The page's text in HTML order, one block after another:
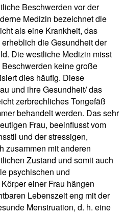
Beschwerden vor der
Medizin bezeichnet die
als eine Krankheit, das
die Gesundheit der
Die westliche Medizin misst
keine große
dies häufig. Diese
und ihre Gesundheit/ das
zerbrechliches Tongefäß
behandelt werden. Das sehr
Frau, beeinflusst vom
und der stressigen,
zusammen mit anderen
Zustand und somit auch
psychischen und
einer Frau hängen
Lebenszeit eng mit der
Menstruation, d. h. eine